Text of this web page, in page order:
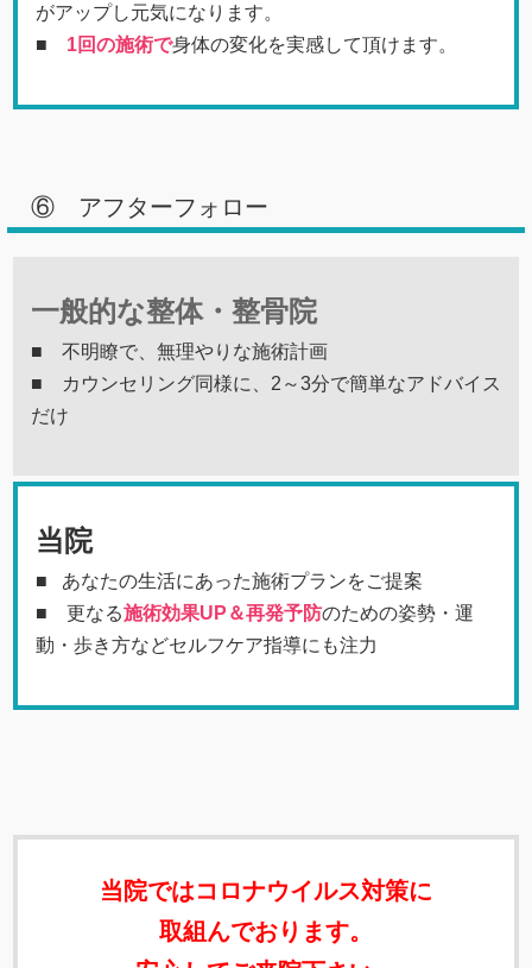
がアップし元気になります。
■ 1回の施術で身体の変化を実感して頂けます。
⑥ アフターフォロー
一般的な整体・整骨院
■ 不明瞭で、無理やりな施術計画
■ カウンセリング同様に、2～3分で簡単なアドバイス
だけ
当院
■ あなたの生活にあった施術プランをご提案
■ 更なる施術効果UP＆再発予防のための姿勢・運
動・歩き方などセルフケア指導にも注力
当院ではコロナウイルス対策に
取組んでおります。